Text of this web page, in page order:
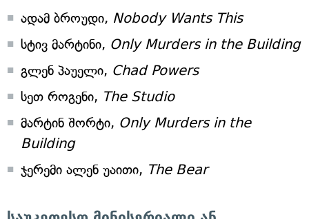
ადამ ბროუდი, Nobody Wants This
სტივ მარტინი, Only Murders in the Building
გლენ პაუელი, Chad Powers
სეთ როგენი, The Studio
მარტინ შორტი, Only Murders in the
Building
ჯერემი ალენ უაითი, The Bear